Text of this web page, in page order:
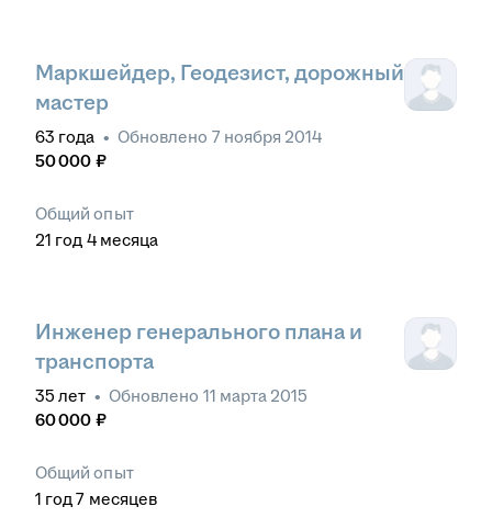
Маркшейдер, Геодезист, дорожный
мастер
63 года • Обновлено 7 ноября 2014
50 000 ₽
Общий опыт
21 год 4 месяца
Инженер генерального плана и
транспорта
35 лет • Обновлено 11 марта 2015
60 000 ₽
Общий опыт
1 год 7 месяцев